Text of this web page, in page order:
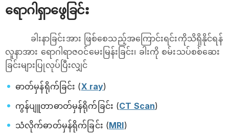
ရောဂါရှာဖွေခြင်း
ခါးနာခြင်းအား ဖြစ်စေသည့်အကြောင်းရင်းကိုသိရှိနိုင်ရန်
လူနာအား ရောဂါရာဇဝင်မေးမြန်းခြင်း၊ ခါးကို စမ်းသပ်စစ်ဆေး
ခြင်းများပြုလုပ်ပြီးလျှင်
ဓာတ်မှန်ရိုက်ခြင်း (X ray)
ကွန်ပျူတာဓာတ်မှန်ရိုက်ခြင်း (CT Scan)
သံလိုက်ဓာတ်မှန်ရိုက်ခြင်း (MRI)